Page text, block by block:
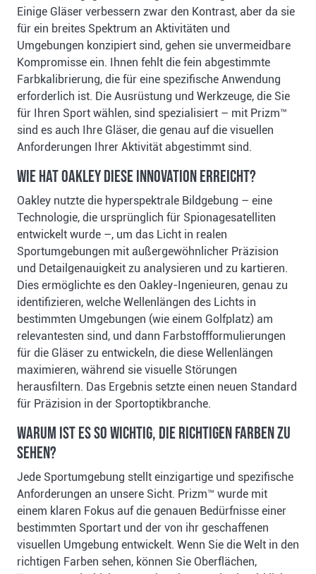
Einige Gläser verbessern zwar den Kontrast, aber da sie
für ein breites Spektrum an Aktivitäten und
Umgebungen konzipiert sind, gehen sie unvermeidbare
Kompromisse ein. Ihnen fehlt die fein abgestimmte
Farbkalibrierung, die für eine spezifische Anwendung
erforderlich ist. Die Ausrüstung und Werkzeuge, die Sie
für Ihren Sport wählen, sind spezialisiert – mit Prizm™
sind es auch Ihre Gläser, die genau auf die visuellen
Anforderungen Ihrer Aktivität abgestimmt sind.
Wie hat Oakley diese Innovation erreicht?
Oakley nutzte die hyperspektrale Bildgebung – eine
Technologie, die ursprünglich für Spionagesatelliten
entwickelt wurde –, um das Licht in realen
Sportumgebungen mit außergewöhnlicher Präzision
und Detailgenauigkeit zu analysieren und zu kartieren.
Dies ermöglichte es den Oakley-Ingenieuren, genau zu
identifizieren, welche Wellenlängen des Lichts in
bestimmten Umgebungen (wie einem Golfplatz) am
relevantesten sind, und dann Farbstoffformulierungen
für die Gläser zu entwickeln, die diese Wellenlängen
maximieren, während sie visuelle Störungen
herausfiltern. Das Ergebnis setzte einen neuen Standard
für Präzision in der Sportoptikbranche.
Warum ist es so wichtig, die richtigen Farben zu
sehen?
Jede Sportumgebung stellt einzigartige und spezifische
Anforderungen an unsere Sicht. Prizm™ wurde mit
einem klaren Fokus auf die genauen Bedürfnisse einer
bestimmten Sportart und der von ihr geschaffenen
visuellen Umgebung entwickelt. Wenn Sie die Welt in den
richtigen Farben sehen, können Sie Oberflächen,